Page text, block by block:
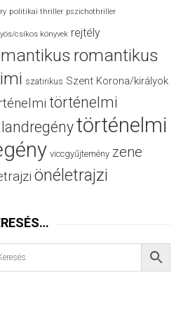
politikai thriller pszichothriller
csíkos könyvek rejtély
romantikus
szatirikus Szent Korona/királyok
történelmi
történelmi
viccgyűjtemény zene
önéletrajzi